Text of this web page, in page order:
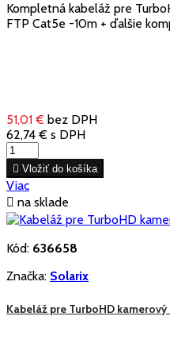
Kompletná kabeláž pre
FTP Cat5e -10m + ďalšie
51,01 € bez DPH
62,74 € s DPH
 Vložiť do košíka
Viac
 na sklade
Kód: 636658
Značka: Solarix
Kabeláž pre TurboHD